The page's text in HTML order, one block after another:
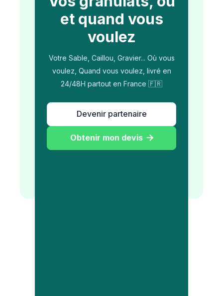
et quand vous
voulez
Votre Sable, Caillou, Gravier... Où vous
voulez, Quand vous voulez, livré en
24/48H partout en France 🇫🇷
Devenir partenaire
Obtenir mon devis 